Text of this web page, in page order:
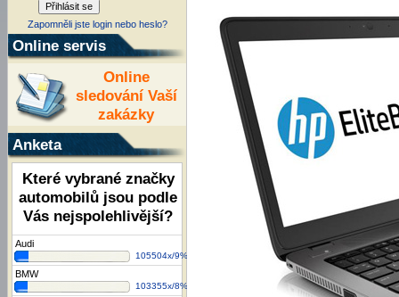
Zapomněli jste login nebo heslo?
Online servis
Online
sledování Vaší
zakázky
Anketa
Které vybrané značky
automobilů jsou podle
Vás nejspolehlivější?
Audi
105504x/9%
BMW
103355x/8%